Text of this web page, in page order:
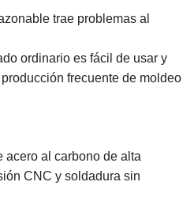
trae problemas al
ordinario es fácil de usar y
frecuente de moldeo
acero al carbono de alta
CNC y soldadura sin